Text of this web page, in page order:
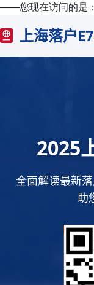
——您现在访问的是：